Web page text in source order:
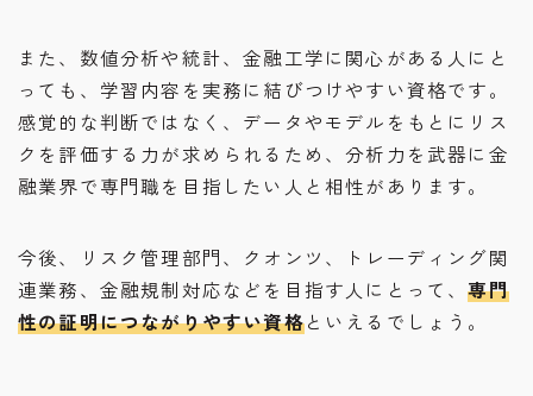
また、数値分析や統計、金融工学に関心がある人にと
っても、学習内容を実務に結びつけやすい資格です。
感覚的な判断ではなく、データやモデルをもとにリス
クを評価する力が求められるため、分析力を武器に金
融業界で専門職を目指したい人と相性があります。
今後、リスク管理部門、クオンツ、トレーディング関
連業務、金融規制対応などを目指す人にとって、専門
性の証明につながりやすい資格といえるでしょう。